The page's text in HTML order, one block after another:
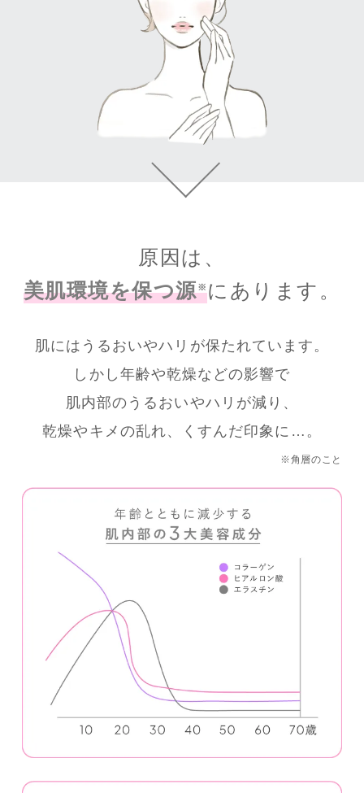
原因は、
美肌環境を保つ源※ にあります。
肌にはうるおいやハリが保たれています。
しかし年齢や乾燥などの影響で
肌内部のうるおいやハリが減り、
乾燥やキメの乱れ、くすんだ印象に…。
※角層のこと